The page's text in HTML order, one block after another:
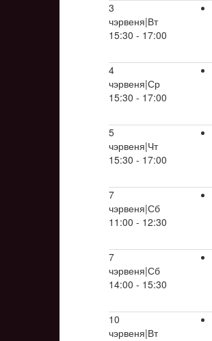
3
чэрвеня|Вт
15:30 - 17:00
4
чэрвеня|Ср
15:30 - 17:00
5
чэрвеня|Чт
15:30 - 17:00
7
чэрвеня|Сб
11:00 - 12:30
7
чэрвеня|Сб
14:00 - 15:30
10
чэрвеня|Вт